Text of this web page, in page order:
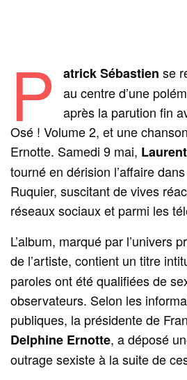
P atrick Sébastien se
au centre d’une
après la parution fin
Osé ! Volume 2, et une
Ernotte. Samedi 9 mai,
tourné en dérision l’affaire
Ruquier, suscitant de vives
réseaux sociaux et parmi les
L’album, marqué par l’univers
de l’artiste, contient un titre
paroles ont été qualifiées de
observateurs. Selon les
publiques, la présidente de
Delphine Ernotte, a déposé
outrage sexiste à la suite de